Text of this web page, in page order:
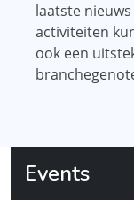
laatste
activiteiten
ook een
Events